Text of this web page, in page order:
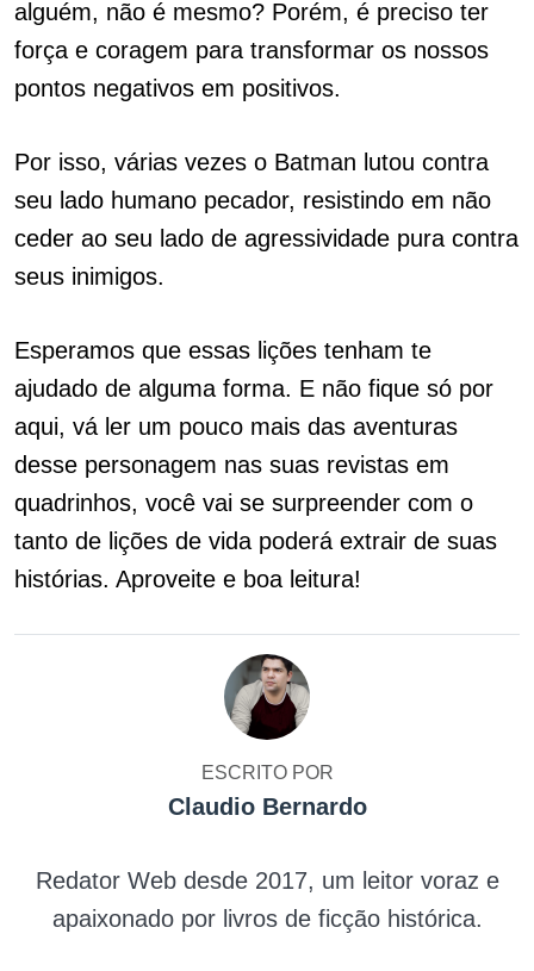
alguém, não é mesmo? Porém, é preciso ter
força e coragem para transformar os nossos
pontos negativos em positivos.
Por isso, várias vezes o Batman lutou contra
seu lado humano pecador, resistindo em não
ceder ao seu lado de agressividade pura contra
seus inimigos.
Esperamos que essas lições tenham te
ajudado de alguma forma. E não fique só por
aqui, vá ler um pouco mais das aventuras
desse personagem nas suas revistas em
quadrinhos, você vai se surpreender com o
tanto de lições de vida poderá extrair de suas
histórias. Aproveite e boa leitura!
ESCRITO POR
Claudio Bernardo
Redator Web desde 2017, um leitor voraz e
apaixonado por livros de ficção histórica.